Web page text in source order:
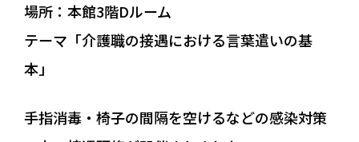
採用情報
お問い合わせ・ご相談
場所：本館3階Dルーム
テーマ「介護職の接遇における言葉遣いの基
本」
手指消毒・椅子の間隔を空けるなどの感染対策